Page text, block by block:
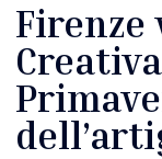
Firenze